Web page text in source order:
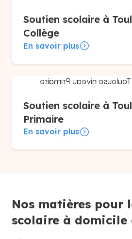
Soutien scolaire à
Collège
En savoir plus
Soutien scolaire à
Primaire
En savoir plus
Nos matières pour
scolaire à domicile